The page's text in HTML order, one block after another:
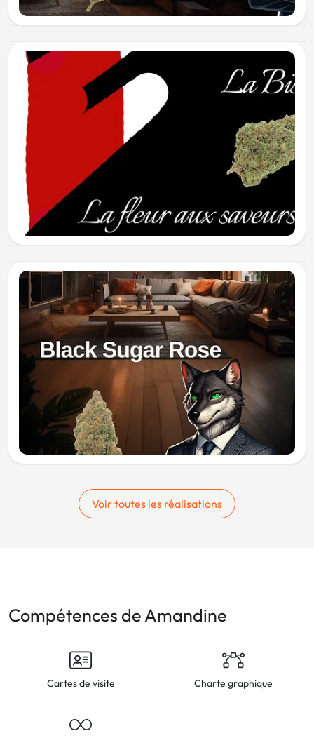
Voir toutes les réalisations
Compétences de Amandine
Cartes de visite Charte graphique